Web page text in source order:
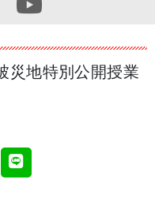
災地特別公開授業